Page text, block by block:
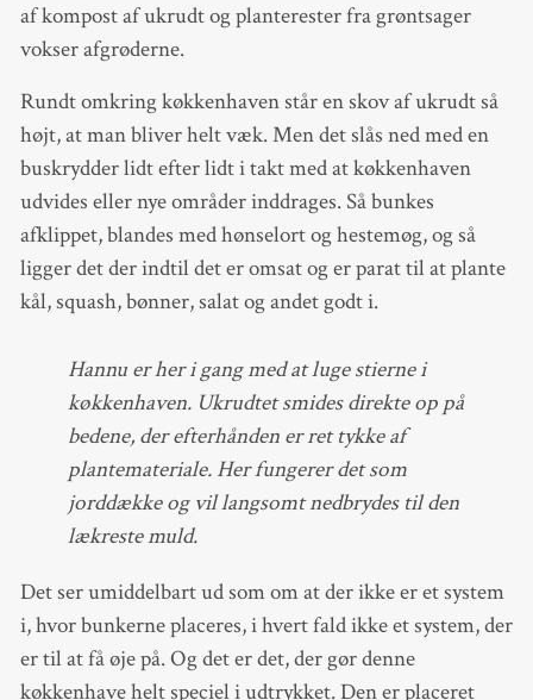
af kompost af ukrudt og planterester fra grøntsager
vokser afgrøderne.
Rundt omkring køkkenhaven står en skov af ukrudt så
højt, at man bliver helt væk. Men det slås ned med en
buskrydder lidt efter lidt i takt med at køkkenhaven
udvides eller nye områder inddrages. Så bunkes
afklippet, blandes med hønselort og hestemøg, og så
ligger det der indtil det er omsat og er parat til at plante
kål, squash, bønner, salat og andet godt i.
Hannu er her i gang med at luge stierne i
køkkenhaven. Ukrudtet smides direkte op på
bedene, der efterhånden er ret tykke af
plantemateriale. Her fungerer det som
jorddække og vil langsomt nedbrydes til den
lækreste muld.
Det ser umiddelbart ud som om at der ikke er et system
i, hvor bunkerne placeres, i hvert fald ikke et system, der
er til at få øje på. Og det er det, der gør denne
køkkenhave helt speciel i udtrykket. Den er placeret